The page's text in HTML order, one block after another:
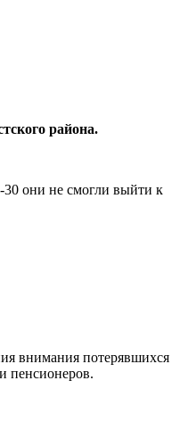
района.
30 они не смогли выйти к
внимания потерявшихся
пенсионеров.